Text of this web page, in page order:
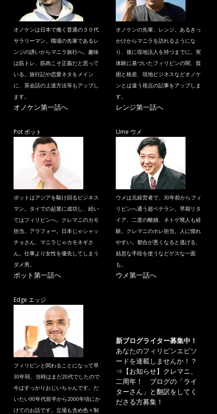
オノケンは日本で働く普通の３０代
サラリーマン。職場の先輩であるレ
ンジの誘いからマニラ旅行へ。趣味
は筋トレ、筋肉こそ正義だと思って
いる。旅行記や恋愛ネタをメイン
に、英会話の上達方法等もアップし
ます。
オノケン第一話へ
オノケンの先輩、レンジ。あるきっ
かけからマニラを訪れるようにな
り、後に現地法人を持つまでに。実
体験に基づいたフィリピンの闇、貧
困と格差、現地ビジネスなどオノケ
ンとは違う視点の記事をアップしま
す。
レンジ第一話へ
Pot ポット
ポットはアジアを駆け回るビジネス
マン。タイでの起業に成功し、続い
てはフィリピンへ。クレマニのカモ
担当。アラフォー。日本じゃシャッ
チョさん、マニラじゃカモネギさ
ん。仕事より女性を優先してしまう
ダメ男。
ポット第一話へ
Ume ウメ
ウメは元経営者で、30年前からフィ
リピンへ通う超ベテラン。早期リタ
イア、二度の離婚、ネトゲ廃人も経
験。クレマニのホレ担当。人に惚れ
やすい。都合が悪くなると逃げる、
姑息な手段を使うなどゲスな一面
も。
ウメ第一話へ
Edge エッジ
フィリピンと関わることになって早
30年弱、当時はまだ20代でしたので
今はすっかりおじいちゃんです。だ
いたい90年代前半から2000年頃にか
けてのお話です。立場も含め色々制
新ブログライター募集中！
あなたのフィリピンエピソ
ードを連載しませんか！？
⇒ 【お知らせ】クレマニ、
二周年！ ブログの「ライ
ターさん」と翻訳をしてく
ださる方募集！